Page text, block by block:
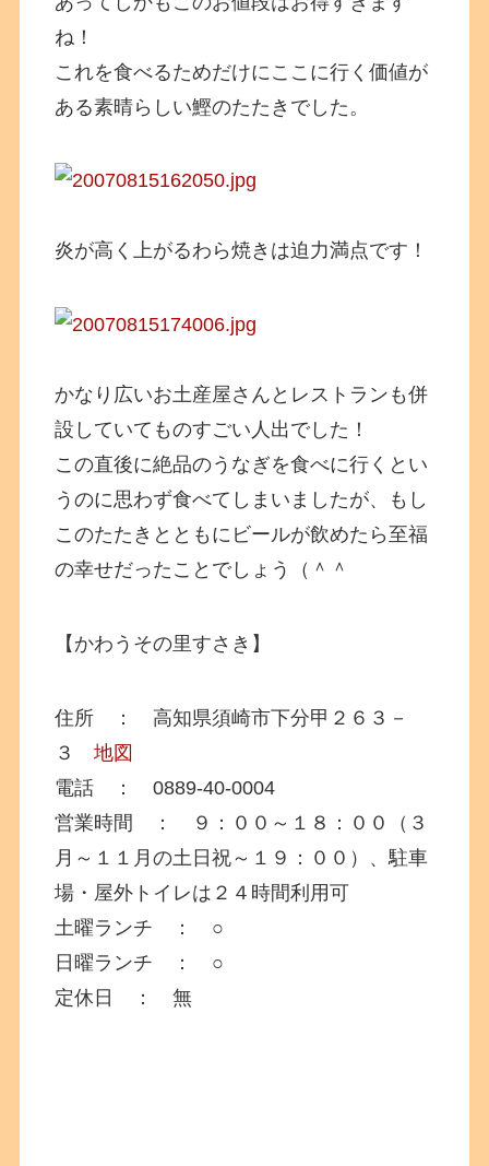
ね！
これを食べるためだけにここに行く価値が
ある素晴らしい鰹のたたきでした。
炎が高く上がるわら焼きは迫力満点です！
かなり広いお土産屋さんとレストランも併
設していてものすごい人出でした！
この直後に絶品のうなぎを食べに行くとい
うのに思わず食べてしまいましたが、もし
このたたきとともにビールが飲めたら至福
の幸せだったことでしょう（＾＾
【かわうその里すさき】
住所 ： 高知県須崎市下分甲２６３－
３地図
電話 ： 0889-40-0004
営業時間 ： ９：００～１８：００（３
月～１１月の土日祝～１９：００）、駐車
場・屋外トイレは２４時間利用可
土曜ランチ ： ○
日曜ランチ ： ○
定休日 ： 無